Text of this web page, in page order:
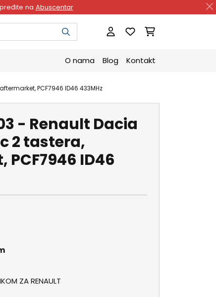
na Abuscentar
O nama Blog Kontakt
PCF7946 ID46 433MHz
03 - Renault Dacia
2 tastera,
ID46
ZA RENAULT